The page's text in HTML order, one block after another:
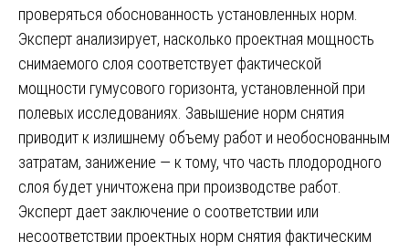
проверяться обоснованность установленных норм.
Эксперт анализирует, насколько проектная мощность
снимаемого слоя соответствует фактической
мощности гумусового горизонта, установленной при
полевых исследованиях. Завышение норм снятия
приводит к излишнему объему работ и необоснованным
затратам, занижение — к тому, что часть плодородного
слоя будет уничтожена при производстве работ.
Эксперт дает заключение о соответствии или
несоответствии проектных норм снятия фактическим